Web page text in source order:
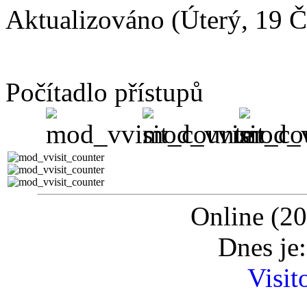
Aktualizováno (Úterý, 19
Počítadlo přístupů
Online
Dnes